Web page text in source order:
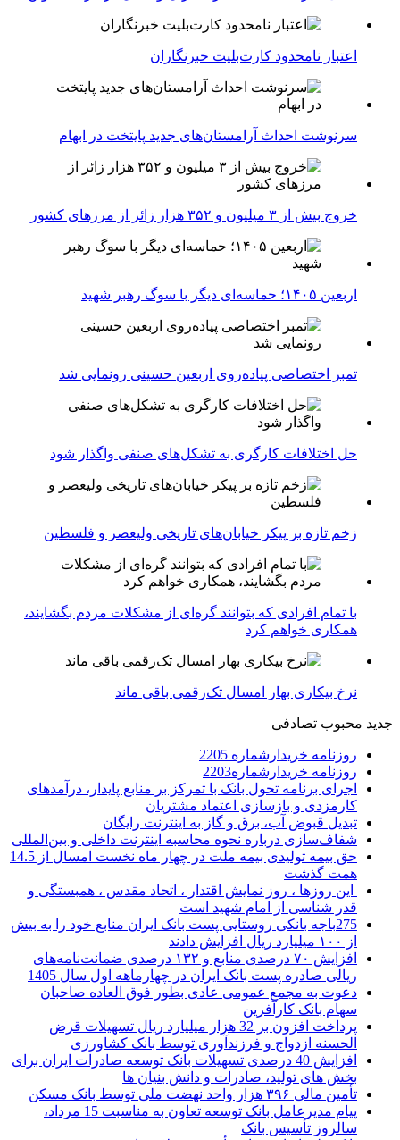
اعتبار نامحدود کارت‌بلیت خبرنگاران
سرنوشت احداث آرامستان‌های جدید پایتخت در ابهام
خروج بیش از ۳ میلیون و ۳۵۲ هزار زائر از مرزهای کشور
اربعین ۱۴۰۵؛ حماسه‌ای دیگر با سوگ رهبر شهید
تمبر اختصاصی پیاده‌روی اربعین حسینی رونمایی شد
حل اختلافات کارگری به تشکل‌های صنفی واگذار شود
زخم تازه بر پیکر خیابان‌های تاریخی ولیعصر و فلسطین
با تمام افرادی که بتوانند گره‌ای از مشکلات مردم بگشایند،
همکاری خواهم کرد
نرخ بیکاری بهار امسال تک‌رقمی باقی ماند
جدید محبوب تصادفی
روزنامه خریدارشماره 2205
روزنامه خریدارشماره2203
اجرای برنامه تحول بانک با تمرکز بر منابع پایدار، درآمدهای
کارمزدی و بازسازی اعتماد مشتریان
تبدیل قبوض آب، برق و گاز به اینترنت رایگان
شفاف‌سازی درباره نحوه محاسبه اینترنت داخلی و بین‌المللی
حق بیمه تولیدی بیمه ملت در چهار ماه نخست امسال از 14.5
همت گذشت
این روزها ، روز نمایش اقتدار ، اتحاد مقدس ، همبستگی و
قدر شناسی از امام شهید است
275باجه بانکی روستایی پست بانک ایران منابع خود را به بیش
از ۱۰۰ میلیارد ریال افزایش دادند
افزایش ۷۰ درصدی منابع و ۱۳۲ درصدی ضمانت‌نامه‌های
ریالی صادره پست بانک ایران در چهارماهه اول سال 1405
دعوت به مجمع عمومی عادی بطور فوق العاده صاحبان
سهام بانک کارآفرین
پرداخت افزون بر 32 هزار میلیارد ریال تسهیلات قرض
الحسنه ازدواج و فرزندآوری توسط بانک کشاورزی
افزایش 40 درصدی تسهیلات بانک توسعه صادرات ایران برای
بخش های تولید، صادرات و دانش بنیان ها
تأمین مالی ۳۹۶ هزار واحد نهضت ملی توسط بانک مسکن
پیام مدیرعامل بانک توسعه تعاون به مناسبت 15 مرداد،
سالروز تأسیس بانک